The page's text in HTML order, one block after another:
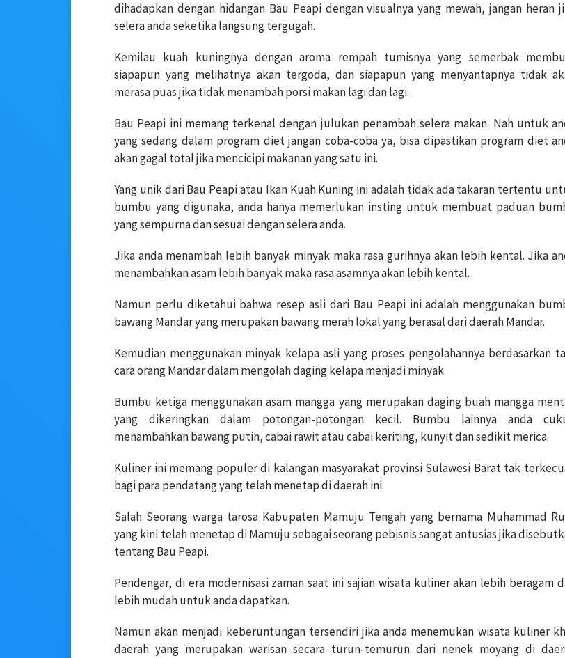
dihadapkan dengan hidangan Bau Peapi dengan visualnya yang mewah, jangan heran
selera anda seketika langsung tergugah.
Kemilau kuah kuningnya dengan aroma rempah tumisnya yang semerbak
siapapun yang melihatnya akan tergoda, dan siapapun yang menyantapnya tidak
merasa puas jika tidak menambah porsi makan lagi dan lagi.
Bau Peapi ini memang terkenal dengan julukan penambah selera makan. Nah untuk
yang sedang dalam program diet jangan coba-coba ya, bisa dipastikan program diet
akan gagal total jika mencicipi makanan yang satu ini.
Yang unik dari Bau Peapi atau Ikan Kuah Kuning ini adalah tidak ada takaran tertentu
bumbu yang digunaka, anda hanya memerlukan insting untuk membuat paduan
yang sempurna dan sesuai dengan selera anda.
Jika anda menambah lebih banyak minyak maka rasa gurihnya akan lebih kental. Jika
menambahkan asam lebih banyak maka rasa asamnya akan lebih kental.
Namun perlu diketahui bahwa resep asli dari Bau Peapi ini adalah menggunakan
bawang Mandar yang merupakan bawang merah lokal yang berasal dari daerah Mandar.
Kemudian menggunakan minyak kelapa asli yang proses pengolahannya berdasarkan
cara orang Mandar dalam mengolah daging kelapa menjadi minyak.
Bumbu ketiga menggunakan asam mangga yang merupakan daging buah mangga
yang dikeringkan dalam potongan-potongan kecil. Bumbu lainnya anda
menambahkan bawang putih, cabai rawit atau cabai keriting, kunyit dan sedikit merica.
Kuliner ini memang populer di kalangan masyarakat provinsi Sulawesi Barat tak
bagi para pendatang yang telah menetap di daerah ini.
Salah Seorang warga tarosa Kabupaten Mamuju Tengah yang bernama Muhammad
yang kini telah menetap di Mamuju sebagai seorang pebisnis sangat antusias jika
tentang Bau Peapi.
Pendengar, di era modernisasi zaman saat ini sajian wisata kuliner akan lebih beragam
lebih mudah untuk anda dapatkan.
Namun akan menjadi keberuntungan tersendiri jika anda menemukan wisata kuliner
daerah yang merupakan warisan secara turun-temurun dari nenek moyang di